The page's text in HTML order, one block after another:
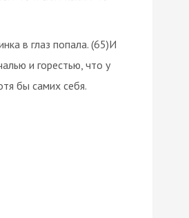
в глаз попала. (65)И
и горестью, что у
бы самих себя.